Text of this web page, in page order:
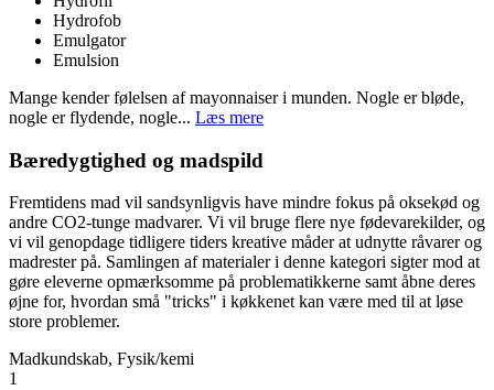
Hydrofob
Emulgator
Emulsion
Mange kender følelsen af mayonnaiser i munden. Nogle er bløde,
nogle er flydende, nogle... Læs mere
Bæredygtighed og madspild
Fremtidens mad vil sandsynligvis have mindre fokus på oksekød og
andre CO2-tunge madvarer. Vi vil bruge flere nye fødevarekilder, og
vi vil genopdage tidligere tiders kreative måder at udnytte råvarer og
madrester på. Samlingen af materialer i denne kategori sigter mod at
gøre eleverne opmærksomme på problematikkerne samt åbne deres
øjne for, hvordan små "tricks" i køkkenet kan være med til at løse
store problemer.
Madkundskab, Fysik/kemi
1